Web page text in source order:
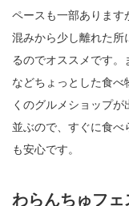
ペースも一部あります
混みから少し離れた所
るのでオススメです。
などちょっとした食べ
くのグルメショップ
並ぶので、すぐに食べ
も安心です。
わらんちゅフ